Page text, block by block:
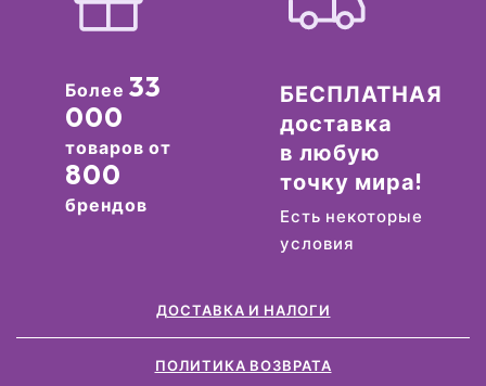
Более 33
000
товаров от
800
брендов
БЕСПЛАТНАЯ
доставка
в любую
точку мира!
Есть некоторые
условия
ДОСТАВКА И НАЛОГИ
ПОЛИТИКА ВОЗВРАТА